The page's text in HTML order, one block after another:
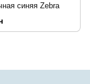
синяя Zebra